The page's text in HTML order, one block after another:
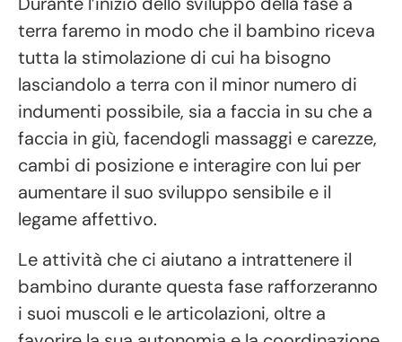
terra faremo in modo che il bambino riceva
tutta la stimolazione di cui ha bisogno
lasciandolo a terra con il minor numero di
indumenti possibile, sia a faccia in su che a
faccia in giù, facendogli massaggi e carezze,
cambi di posizione e interagire con lui per
aumentare il suo sviluppo sensibile e il
legame affettivo.
Le attività che ci aiutano a intrattenere il
bambino durante questa fase rafforzeranno
i suoi muscoli e le articolazioni, oltre a